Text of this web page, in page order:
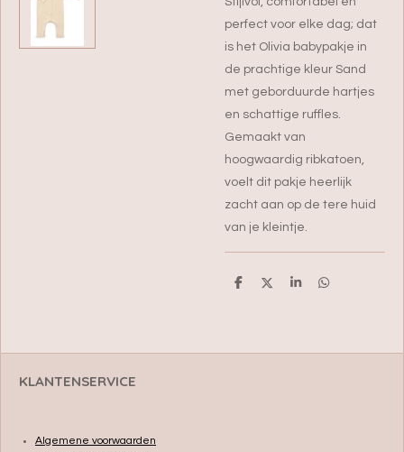
perfect voor elke dag; dat
is het Olivia babypakje in
de prachtige kleur Sand
met geborduurde hartjes
en schattige ruffles.
Gemaakt van
hoogwaardig ribkatoen,
voelt dit pakje heerlijk
zacht aan op de tere huid
van je kleintje.
D
D
S
D
KLANTENSERVICE
Algemene voorwaarden